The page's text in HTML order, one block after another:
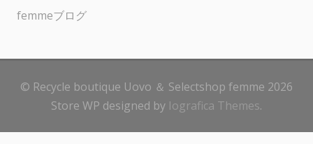
femmeブログ
© Recycle boutique Uovo ＆ Selectshop femme 2026
Store WP designed by Iografica Themes.